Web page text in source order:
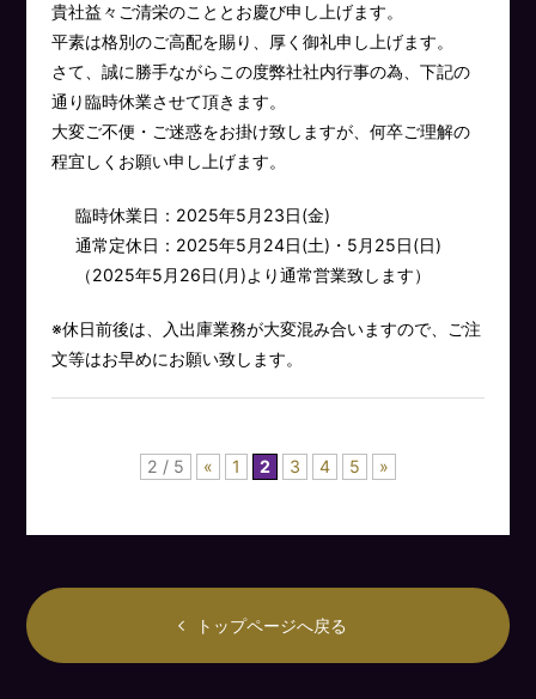
貴社益々ご清栄のこととお慶び申し上げます。
平素は格別のご高配を賜り、厚く御礼申し上げます。
さて、誠に勝手ながらこの度弊社社内行事の為、下記の
通り臨時休業させて頂きます。
大変ご不便・ご迷惑をお掛け致しますが、何卒ご理解の
程宜しくお願い申し上げます。
臨時休業日：2025年5月23日(金)
通常定休日：2025年5月24日(土)・5月25日(日)
（2025年5月26日(月)より通常営業致します）
※休日前後は、入出庫業務が大変混み合いますので、ご注
文等はお早めにお願い致します。
2 / 5 « 1 2 3 4 5 »
トップページへ戻る